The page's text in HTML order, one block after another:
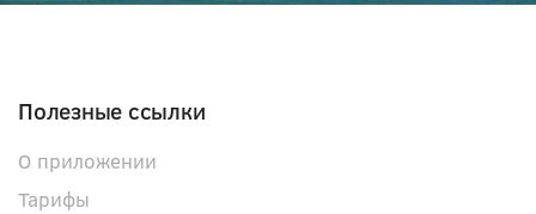
Полезные ссылки
О приложении
Тарифы